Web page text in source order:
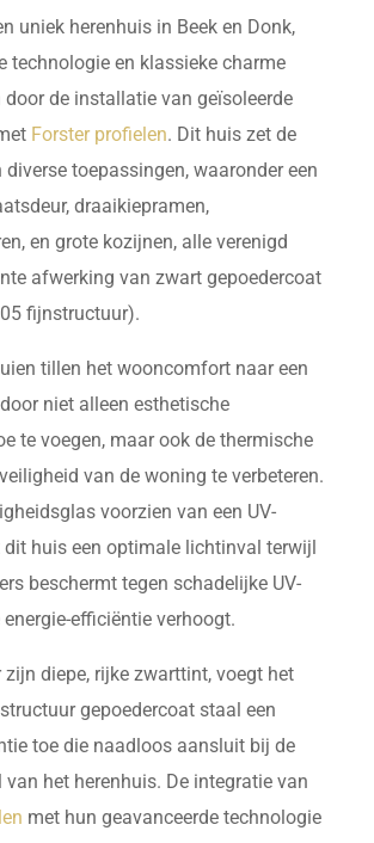
uniek herenhuis in Beek en Donk,
technologie en klassieke charme
de installatie van geïsoleerde
Forster profielen. Dit huis zet de
toepassingen, waaronder een
draaikiepramen,
en grote kozijnen, alle verenigd
afwerking van zwart gepoedercoat
fijnstructuur).
tillen het wooncomfort naar een
niet alleen esthetische
te voegen, maar ook de thermische
van de woning te verbeteren.
voorzien van een UV-
huis een optimale lichtinval terwijl
beschermt tegen schadelijke UV-
efficiëntie verhoogt.
zijn diepe, rijke zwarttint, voegt het
gepoedercoat staal een
toe die naadloos aansluit bij de
het herenhuis. De integratie van
met hun geavanceerde technologie